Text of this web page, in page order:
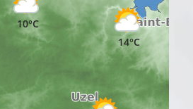
10°C
14°C